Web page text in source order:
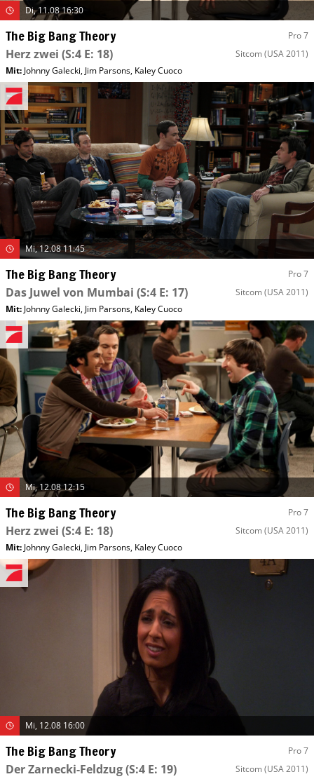
Di, 11.08 16:30
The Big Bang Theory Pro 7
Herz zwei (S:4 E: 18) Sitcom (USA 2011)
Mit: Johnny Galecki, Jim Parsons, Kaley Cuoco
Mi, 12.08 11:45
The Big Bang Theory Pro 7
Das Juwel von Mumbai (S:4 E: 17) Sitcom (USA 2011)
Mit: Johnny Galecki, Jim Parsons, Kaley Cuoco
Mi, 12.08 12:15
The Big Bang Theory Pro 7
Herz zwei (S:4 E: 18) Sitcom (USA 2011)
Mit: Johnny Galecki, Jim Parsons, Kaley Cuoco
Mi, 12.08 16:00
The Big Bang Theory Pro 7
Der Zarnecki-Feldzug(S:4 E: 19) Sitcom (USA 2011)